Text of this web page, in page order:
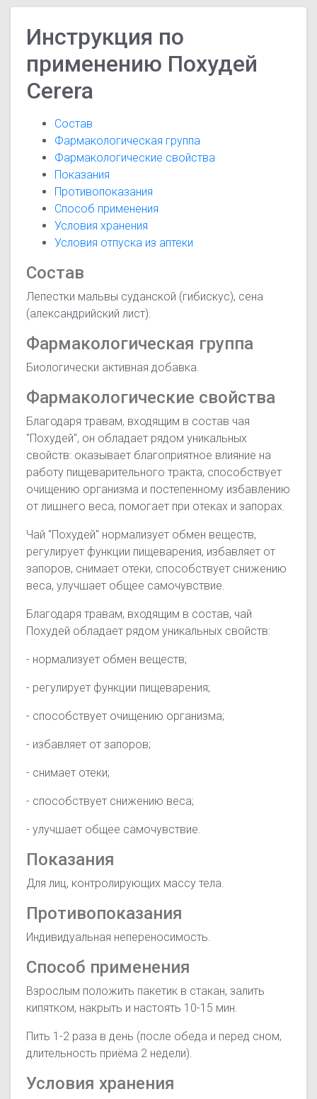
Инструкция по
применению Похудей
Cerera
Состав
Фармакологическая группа
Фармакологические свойства
Показания
Противопоказания
Способ применения
Условия хранения
Условия отпуска из аптеки
Состав
Лепестки мальвы суданской (гибискус), сена
(александрийский лист).
Фармакологическая группа
Биологически активная добавка.
Фармакологические свойства
Благодаря травам, входящим в состав чая
"Похудей", он обладает рядом уникальных
свойств: оказывает благоприятное влияние на
работу пищеварительного тракта, способствует
очищению организма и постепенному избавлению
от лишнего веса, помогает при отеках и запорах.
Чай "Похудей" нормализует обмен веществ,
регулирует функции пищеварения, избавляет от
запоров, снимает отеки, способствует снижению
веса, улучшает общее самочувствие.
Благодаря травам, входящим в состав, чай
Похудей обладает рядом уникальных свойств:
- нормализует обмен веществ;
- регулирует функции пищеварения;
- способствует очищению организма;
- избавляет от запоров;
- снимает отеки;
- способствует снижению веса;
- улучшает общее самочувствие.
Показания
Для лиц, контролирующих массу тела.
Противопоказания
Индивидуальная непереносимость.
Способ применения
Взрослым положить пакетик в стакан, залить
кипятком, накрыть и настоять 10-15 мин.
Пить 1-2 раза в день (после обеда и перед сном,
длительность приёма 2 недели).
Условия хранения